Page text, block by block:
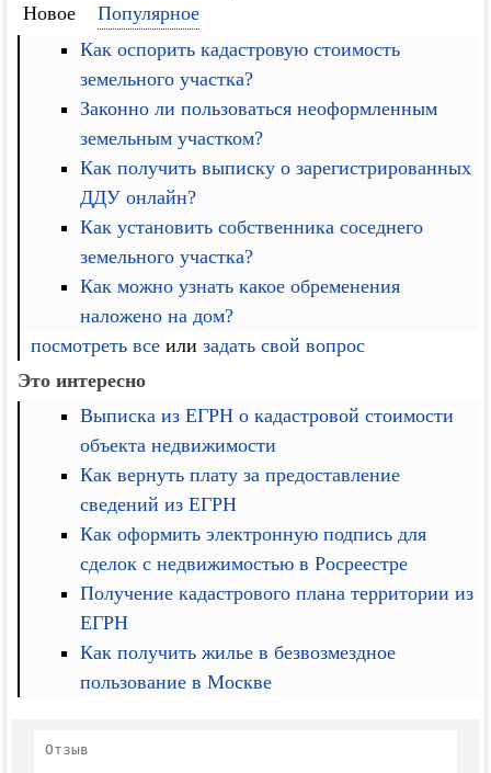
Новое
Популярное
Как оспорить кадастровую стоимость
земельного участка?
Законно ли пользоваться неоформленным
земельным участком?
Как получить выписку о зарегистрированных
ДДУ онлайн?
Как установить собственника соседнего
земельного участка?
Как можно узнать какое обременения
наложено на дом?
посмотреть все илизадать свой вопрос
Это интересно
Выписка из ЕГРН о кадастровой стоимости
объекта недвижимости
Как вернуть плату за предоставление
сведений из ЕГРН
Как оформить электронную подпись для
сделок с недвижимостью в Росреестре
Получение кадастрового плана территории из
ЕГРН
Как получить жилье в безвозмездное
пользование в Москве